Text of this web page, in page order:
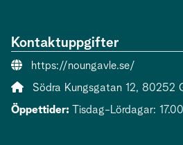
Kontaktuppgifter
Webbsida:
https://noungavle.se/
Adress:
Södra Kungsgatan 12, 80252
Öppettider: Tisdag-Lördagar: